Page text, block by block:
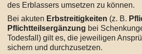
des Erblassers umsetzen zu können.
Bei akuten Erbstreitigkeiten (z. B.
Pflichtteilsergänzung bei
Todesfall) gilt es, die jeweiligen
sichern und durchzusetzen.